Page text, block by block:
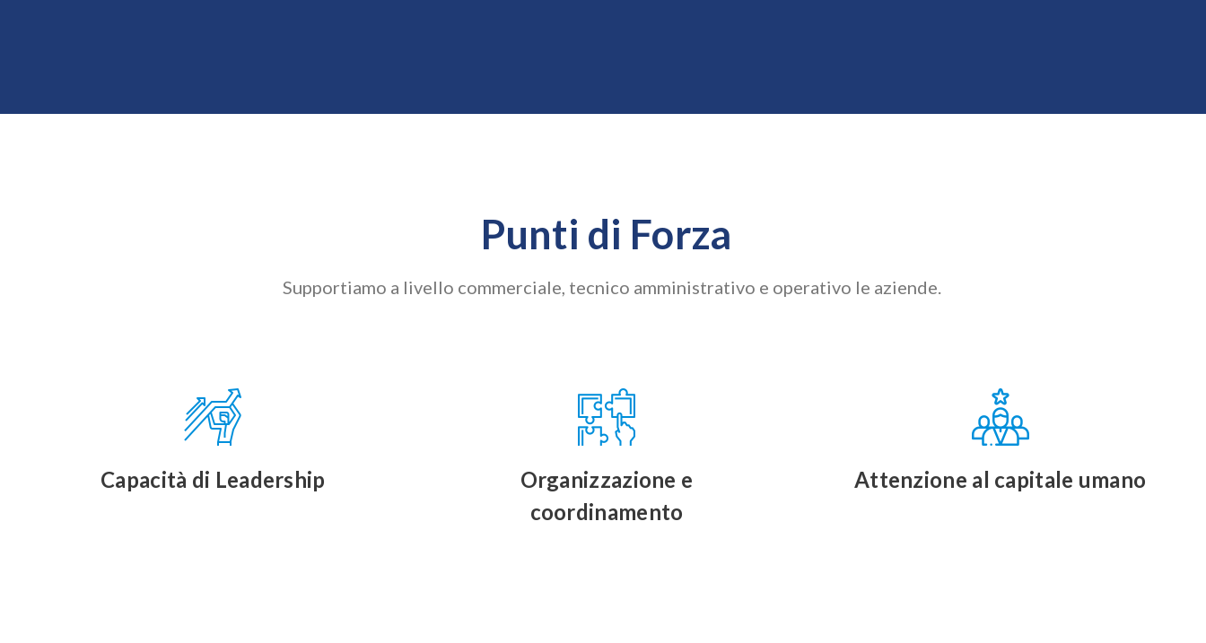
Punti di Forza
Supportiamo a livello commerciale, tecnico amministrativo e operativo le aziende.
Capacità di Leadership
Organizzazione e
coordinamento
Attenzione al capitale umano